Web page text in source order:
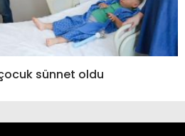
sünnet oldu